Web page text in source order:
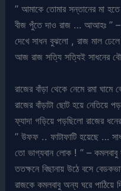
” আমাকে তোমার সন্তানের মা
বীজ পুঁতে দাও রাজ … আআহঃ ” –
দেখে সাধন বুঝলো , রাজ মাল
আজ রাজ সত্যি সত্যিই সাধনের
রাজের বাঁড়া থেকে নেমে রমা
রাজের বাঁড়াটা ছোট হয়ে নেতিয়ে
ফ্যাদা গড়িয়ে পড়ছিলো রাজের
” উফফ .. ফাটাফাটি হয়েছে …
তো ভাগ্যবান লোক ! ” – কমলবাবু
ততক্ষনে বিছানায় উঠে বসে
রাজকে কমলবাবু অন্য ঘরে পাঠিয়ে